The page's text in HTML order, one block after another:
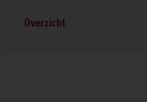
Overzicht